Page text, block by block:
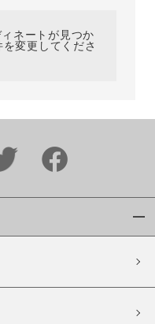
ネートが見つか
変更してくださ